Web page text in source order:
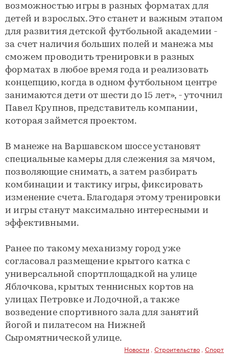
возможностью игры в разных форматах для
детей и взрослых. Это станет и важным этапом
для развития детской футбольной академии -
за счет наличия больших полей и манежа мы
сможем проводить тренировки в разных
форматах в любое время года и реализовать
концепцию, когда в одном футбольном центре
занимаются дети от шести до 15 лет», - уточнил
Павел Крупнов, представитель компании,
которая займется проектом.
В манеже на Варшавском шоссе установят
специальные камеры для слежения за мячом,
позволяющие снимать, а затем разбирать
комбинации и тактику игры, фиксировать
изменение счета. Благодаря этому тренировки
и игры станут максимально интересными и
эффективными.
Ранее по такому механизму город уже
согласовал размещение крытого катка с
универсальной спортплощадкой на улице
Яблочкова, крытых теннисных кортов на
улицах Петровке и Лодочной, а также
возведение спортивного зала для занятий
йогой и пилатесом на Нижней
Сыромятнической улице.
Новости Строительство Спорт